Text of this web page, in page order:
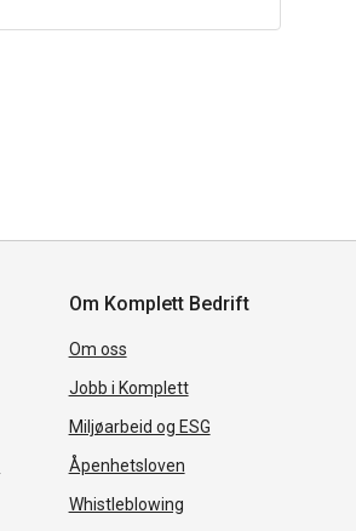
Om Komplett Bedrift
Om oss
Jobb i Komplett
Miljøarbeid og ESG
Åpenhetsloven
Whistleblowing